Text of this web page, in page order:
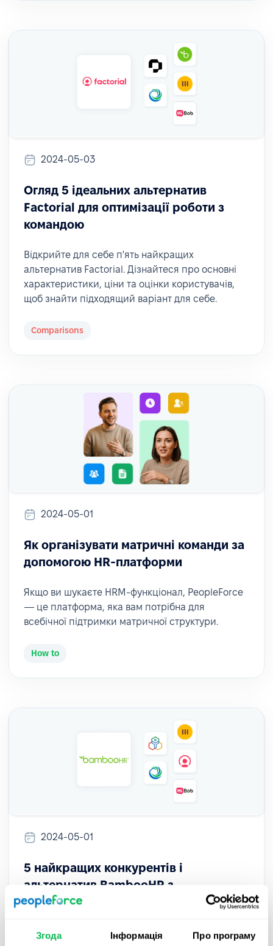
Згода Інформація Про програму
2024-05-03
Огляд 5 ідеальних альтернатив
Factorial для оптимізації роботи з
командою
Відкрийте для себе п'ять найкращих
альтернатив Factorial. Дізнайтеся про основні
характеристики, ціни та оцінки користувачів,
щоб знайти підходящий варіант для себе.
Comparisons
2024-05-01
Як організувати матричні команди за
допомогою HR-платформи
Якщо ви шукаєте HRM-функціонал, PeopleForce
— це платформа, яка вам потрібна для
всебічної підтримки матричної структури.
How to
2024-05-01
5 найкращих конкурентів і
альтернатив BambooHR з
актуальними функціями
Ознайомтеся з п'ятьма кращими конкурентами